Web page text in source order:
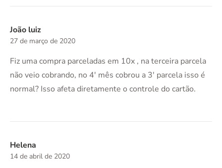
João luiz
27 de março de 2020
Fiz uma compra parceladas em 10x , na terceira parcela
não veio cobrando, no 4′ mês cobrou a 3′ parcela isso é
normal? Isso afeta diretamente o controle do cartão.
Helena
14 de abril de 2020